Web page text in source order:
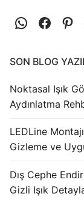
SON BLOG
Noktasal Işık
Aydınlatma
LEDLine
Gizleme ve
Dış Cephe
Gizli Işık